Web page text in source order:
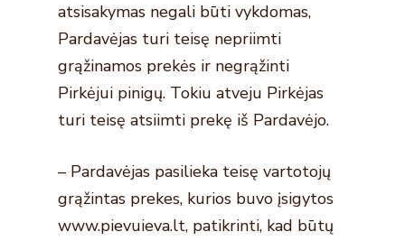
atsisakymas negali būti vykdomas,
Pardavėjas turi teisę nepriimti
grąžinamos prekės ir negrąžinti
Pirkėjui pinigų. Tokiu atveju Pirkėjas
turi teisę atsiimti prekę iš Pardavėjo.
– Pardavėjas pasilieka teisę vartotojų
grąžintas prekes, kurios buvo įsigytos
www.pievuieva.lt, patikrinti, kad būtų